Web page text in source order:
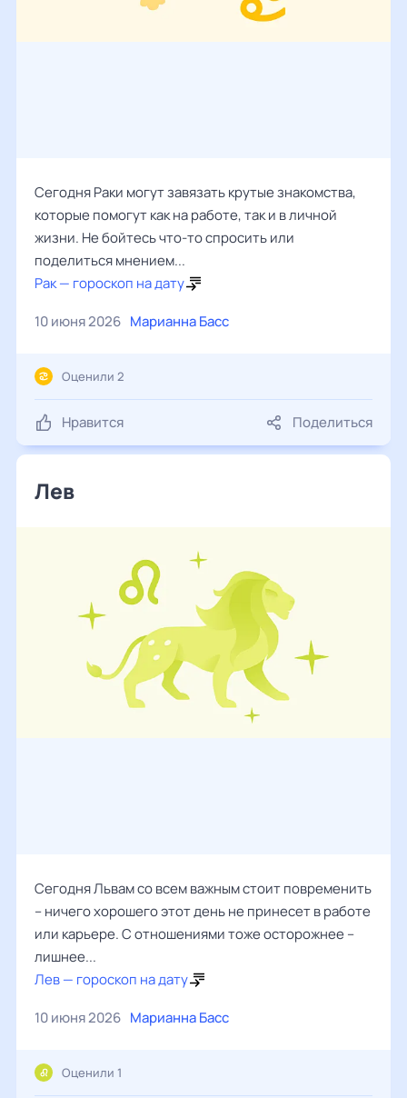
Сегодня Раки могут завязать крутые знакомства,
которые помогут как на работе, так и в личной
жизни. Не бойтесь что-то спросить или
поделиться мнением...
Рак — гороскоп на дату
10 июня 2026 Марианна Басс
Нравится Поделиться
Оценили 2
Лев
Сегодня Львам со всем важным стоит повременить
– ничего хорошего этот день не принесет в работе
или карьере. С отношениями тоже осторожнее –
лишнее...
Лев — гороскоп на дату
10 июня 2026 Марианна Басс
Оценили 1